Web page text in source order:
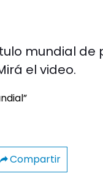
mundial de
el video.
Compartir